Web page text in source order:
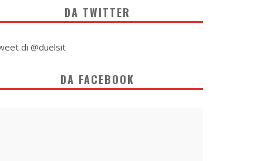
DA TWITTER
di @duelsit
DA FACEBOOK